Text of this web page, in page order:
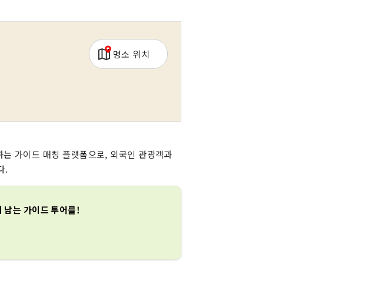
명소 위치
가이드 매칭 플랫폼으로, 외국인 관광객과
.
는 가이드 투어를!